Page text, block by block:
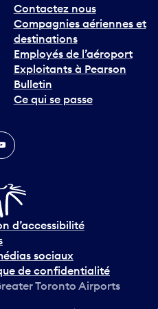
Contactez nous
Compagnies aériennes et
destinations
Employés de l’aéroport
Exploitants à Pearson
Bulletin
Ce qui se passe
d’accessibilité
sociaux
de confidentialité
Toronto Airports